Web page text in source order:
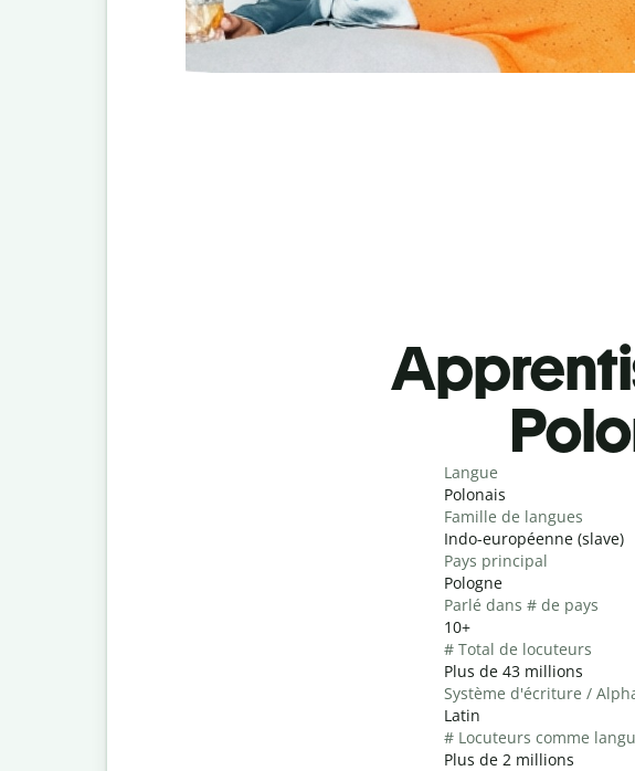
Langue
Polonais
Famille de langues
Indo-européenne (slave)
Pays principal
Pologne
Parlé dans # de pays
10+
# Total de locuteurs
Plus de 43 millions
Système d'écriture /
Latin
# Locuteurs comme
Plus de 2 millions